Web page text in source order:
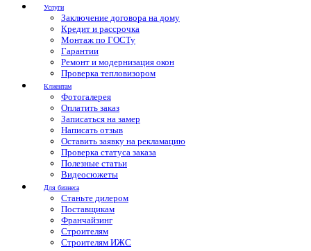
Услуги
Заключение договора на дому
Кредит и рассрочка
Монтаж по ГОСТу
Гарантии
Ремонт и модернизация окон
Проверка тепловизором
Клиентам
Фотогалерея
Оплатить заказ
Записаться на замер
Написать отзыв
Оставить заявку на рекламацию
Проверка статуса заказа
Полезные статьи
Видеосюжеты
Для бизнеса
Станьте дилером
Поставщикам
Франчайзинг
Строителям
Строителям ИЖС